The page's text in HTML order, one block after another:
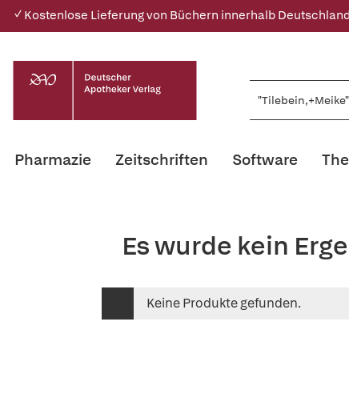
✓ Kostenlose Lieferung von Büchern innerhalb
Pharmazie Zeitschriften Software
Es wurde kein
Keine Produkte gefunden.